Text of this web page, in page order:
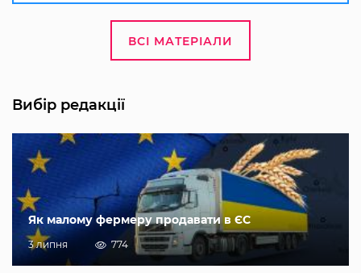
ВСІ МАТЕРІАЛИ
Вибір редакції
Як малому фермеру продавати в ЄС
3 липня 774